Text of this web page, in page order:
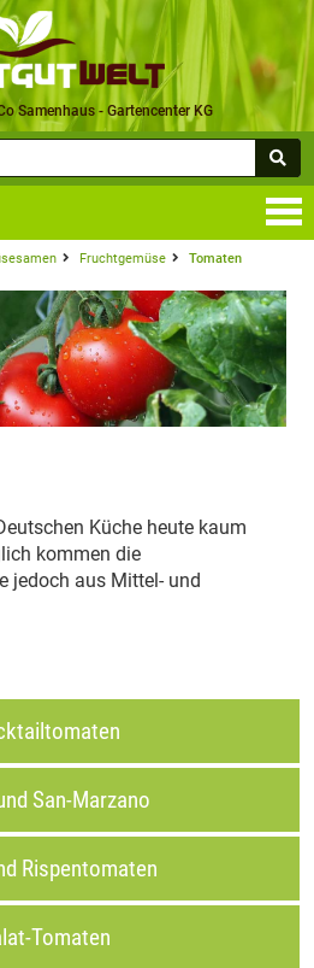
Samenhaus - Gartencenter KG
Fruchtgemüse Tomaten
Küche heute kaum
kommen die
jedoch aus Mittel- und
San-Marzano
Rispentomaten
Tomaten